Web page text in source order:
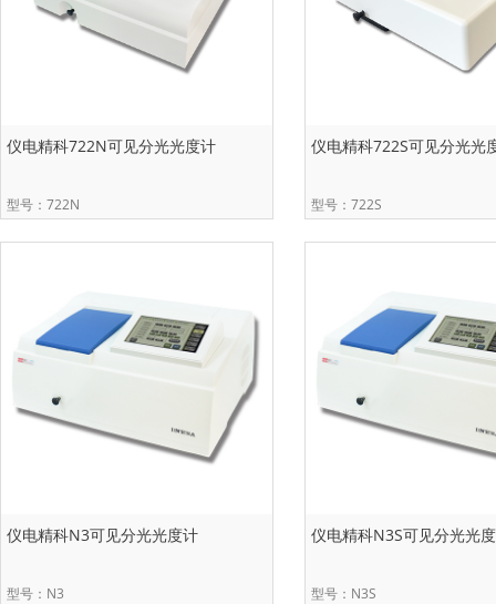
仪电精科722N可见分光光度计
型号：722N
仪电精科722S可见分光光
型号：722S
仪电精科N3可见分光光度计
型号：N3
仪电精科N3S可见分光光
型号：N3S